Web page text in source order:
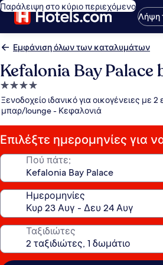
Παράλειψη στο κύριο περιεχόμενο
Λήψη
Εμφάνιση όλων των καταλυμάτων
Kefalonia Bay Palace
Κατάλυμα
με
4.0
αστέρια
Ξενοδοχείο ιδανικό για οικογένειες με
μπαρ/lounge - Κεφαλονιά
Επιλέξτε ημερομηνίες για
Πού πάτε;
Ημερομηνίες
Ταξιδιώτες